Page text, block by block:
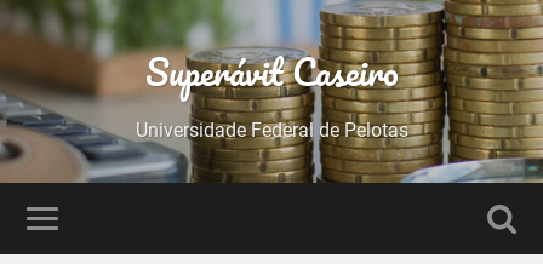
Superávit Caseiro
Universidade Federal de Pelotas